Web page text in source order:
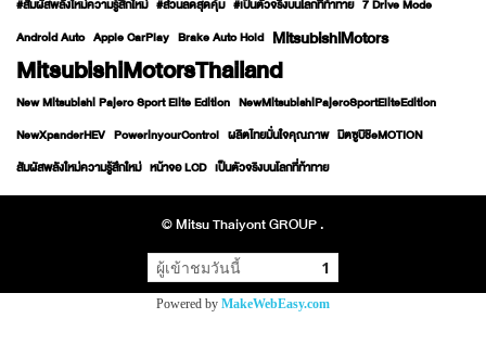
#สัมผัสพลังใหม่ความรู้สึกใหม่ #ส่วนลดสุดคุ้ม #เป็นตัวจริงบนโลกที่ท้าทาย 7 Drive Mode
Android Auto Apple CarPlay Brake Auto Hold MitsubishiMotors
MitsubishiMotorsThailand
New Mitsubishi Pajero Sport Elite Edition NewMitsubishiPajeroSportEliteEdition
NewXpanderHEV PowerinyourControl ผลิตไทยมั่นใจคุณภาพ มิตซูบิชิeMOTION
สัมผัสพลังใหม่ความรู้สึกใหม่ หน้าจอ LCD เป็นตัวจริงบนโลกที่ท้าทาย
© Mitsu Thaiyont GROUP .
ผู้เข้าชมวันนี้ 1
Powered by MakeWebEasy.com